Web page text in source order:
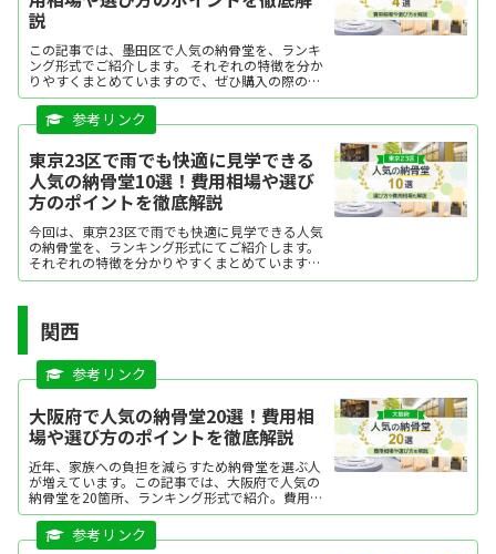
説
この記事では、墨田区で人気の納骨堂を、ランキ
ング形式でご紹介します。 それぞれの特徴を分か
りやすくまとめていますので、ぜひ購入の際の参
考にしてください。気になる納骨堂があった場合
は、資料請求したり、現地見学をしてみましょ
う。
東京23区で雨でも快適に見学できる
人気の納骨堂10選！費用相場や選び
方のポイントを徹底解説
今回は、東京23区で雨でも快適に見学できる人気
の納骨堂を、ランキング形式にてご紹介します。
それぞれの特徴を分かりやすくまとめていますの
で、ぜひ購入の際の参考にしてください。気にな
関西
大阪府で人気の納骨堂20選！費用相
場や選び方のポイントを徹底解説
近年、家族への負担を減らすため納骨堂を選ぶ人
が増えています。この記事では、大阪府で人気の
納骨堂を20箇所、ランキング形式で紹介。費用相
場や選び方のポイントを解説しています。気にな
る納骨堂があれば、資料請求や現地見学が可能で
す。